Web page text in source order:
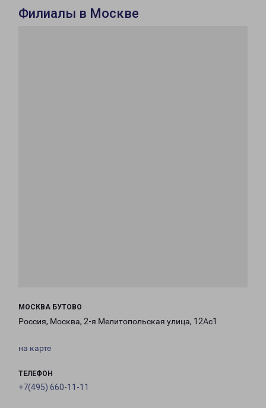
Филиалы в Москве
МОСКВА БУТОВО
Россия, Москва, 2-я Мелитопольская улица, 12Ас1
на карте
ТЕЛЕФОН
+7(495) 660-11-11